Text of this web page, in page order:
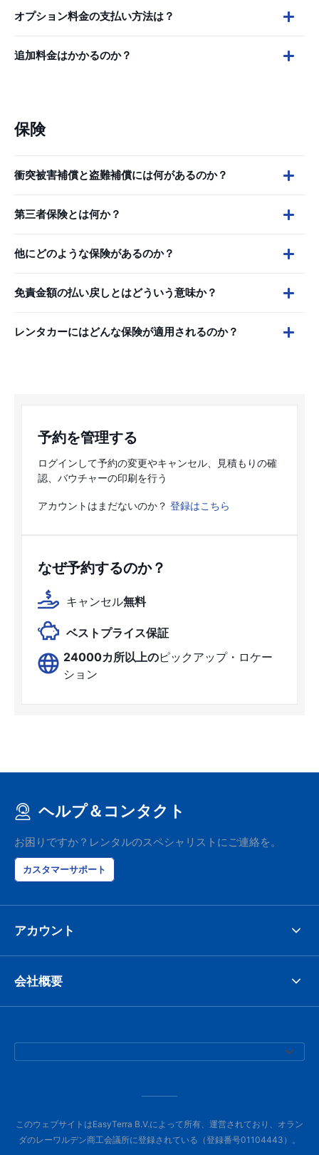
オプション料金の支払い方法は？
追加料金はかかるのか？
保険
衝突被害補償と盗難補償には何があるのか？
第三者保険とは何か？
他にどのような保険があるのか？
免責金額の払い戻しとはどういう意味か？
レンタカーにはどんな保険が適用されるのか？
予約を管理する
ログインして予約の変更やキャンセル、見積もりの確
認、バウチャーの印刷を行う
アカウントはまだないのか？ 登録はこちら
なぜ予約するのか？
キャンセル無料
ベストプライス保証
24000カ所以上のピックアップ・ロケー
ション
ヘルプ＆コンタクト
お困りですか？レンタルのスペシャリストにご連絡を。
カスタマーサポート
アカウント
会社概要
このウェブサイトはEasyTerra B.V.によって所有、運営されており、オラン
ダのレーワルデン商工会議所に登録されている（登録番号01104443）。